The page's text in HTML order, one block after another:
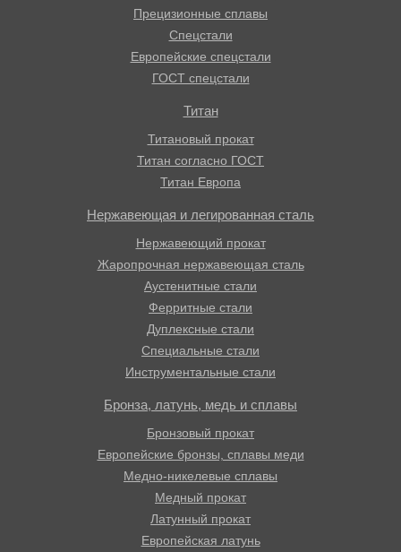
Прецизионные сплавы
Спецстали
Европейские спецстали
ГОСТ спецстали
Титан
Титановый прокат
Титан согласно ГОСТ
Титан Европа
Нержавеющая и легированная сталь
Нержавеющий прокат
Жаропрочная нержавеющая сталь
Аустенитные стали
Ферритные стали
Дуплексные стали
Специальные стали
Инструментальные стали
Бронза, латунь, медь и сплавы
Бронзовый прокат
Европейские бронзы, сплавы меди
Медно-никелевые сплавы
Медный прокат
Латунный прокат
Европейская латунь